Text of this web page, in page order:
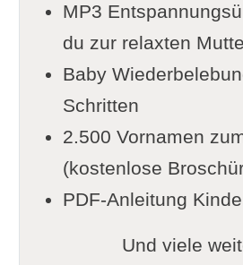
MP3
du zur relaxten
Baby
Schritten
2.500 Vornamen
(kostenlose
PDF-Anleitung
Und viele